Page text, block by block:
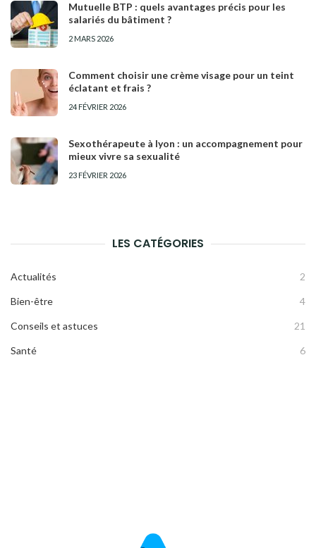
Mutuelle BTP : quels avantages précis pour les
salariés du bâtiment ?
2 MARS 2026
Comment choisir une crème visage pour un teint
éclatant et frais ?
24 FÉVRIER 2026
Sexothérapeute à lyon : un accompagnement pour
mieux vivre sa sexualité
23 FÉVRIER 2026
LES CATÉGORIES
Actualités 2
Bien-être 4
Conseils et astuces 21
Santé 6